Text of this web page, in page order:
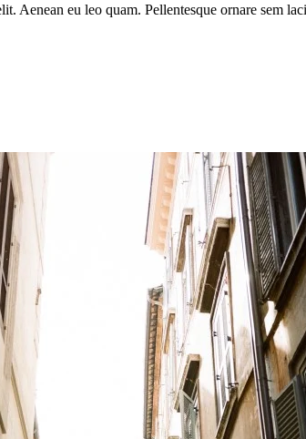
Aenean eu leo quam. Pellentesque ornare sem